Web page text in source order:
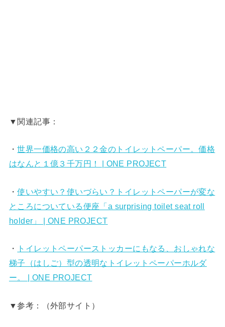
▼関連記事：
・世界一価格の高い２２金のトイレットペーパー。価格
はなんと１億３千万円！ | ONE PROJECT
・使いやすい？使いづらい？トイレットペーパーが変な
ところについている便座「a surprising toilet seat roll
holder」 | ONE PROJECT
・
トイレットペーパーストッカーにもなる、おしゃれな
梯子（はしご）型の透明なトイレットペーパーホルダ
ー。 | ONE PROJECT
▼参考：（外部サイト）